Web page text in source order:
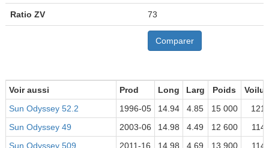
Ratio ZV 73
Comparer
Voir aussi Prod Long Larg Poids
Sun Odyssey 52.2
1996-05 14.94 4.85 15 000
121
Sun Odyssey 49
2003-06 14.98 4.49 12 600
114
Sun Odyssey 509
2011-16 14.98 4.69 13 900 114